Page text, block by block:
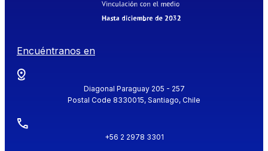
Encuéntranos en
Diagonal Paraguay 205 - 257
Postal Code 8330015, Santiago, Chile
+56 2 2978 3301